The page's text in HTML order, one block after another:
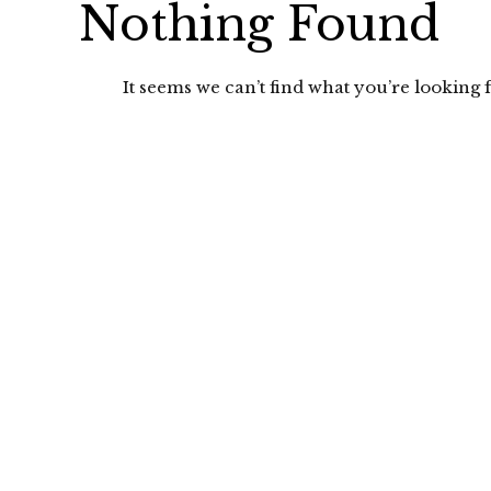
Nothing Found
It seems we can’t find what you’re looking